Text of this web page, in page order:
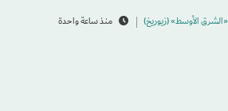
«الشرق الأوسط» (زيوريخ) منذ ساعة واحدة